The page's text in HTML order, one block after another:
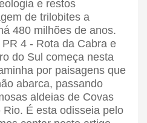
e restos
de trilobites a
480 milhões de anos.
4 - Rota da Cabra e
do Sul começa nesta
por paisagens que
abarca, passando
aldeias de Covas
É esta odisseia pelo